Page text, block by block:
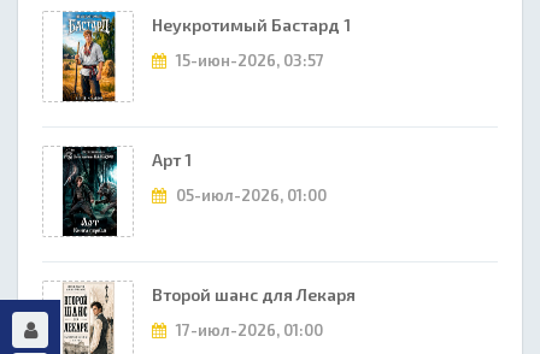
Неукротимый Бастард 1
15-июн-2026, 03:57
Арт 1
05-июл-2026, 01:00
Второй шанс для Лекаря
17-июл-2026, 01:00